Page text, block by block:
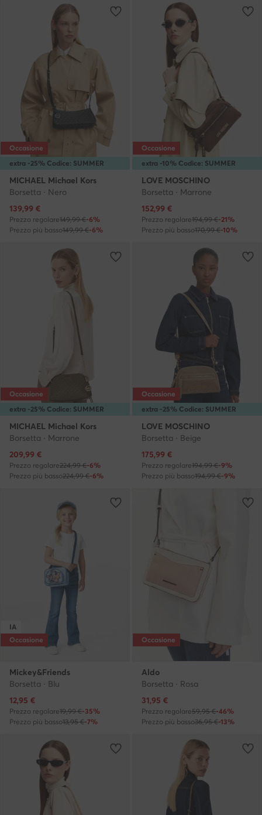
extra -25% Codice: SUMMER
Occasione
MICHAEL Michael Kors
Borsetta · Nero
Prezzo attuale
139,99 €
Prezzo regolare149,99 €-6%
Prezzo più basso149,99 €-6%
extra -10% Codice: SUMMER
Occasione
LOVE MOSCHINO
Borsetta · Marrone
Prezzo attuale
152,99 €
Prezzo regolare194,99 €-21%
Prezzo più basso170,99 €-10%
extra -25% Codice: SUMMER
Occasione
MICHAEL Michael Kors
Borsetta · Marrone
Prezzo attuale
209,99 €
Prezzo regolare224,99 €-6%
Prezzo più basso224,99 €-6%
extra -25% Codice: SUMMER
Occasione
LOVE MOSCHINO
Borsetta · Beige
Prezzo attuale
175,99 €
Prezzo regolare194,99 €-9%
Prezzo più basso194,99 €-9%
IA
Occasione
Mickey&Friends
Borsetta · Blu
Prezzo attuale
12,95 €
Prezzo regolare19,99 €-35%
Prezzo più basso13,95 €-7%
Occasione
Aldo
Borsetta · Rosa
Prezzo attuale
31,95 €
Prezzo regolare59,95 €-46%
Prezzo più basso36,95 €-13%